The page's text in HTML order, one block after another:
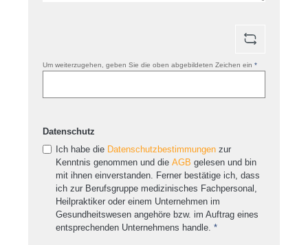
Um weiterzugehen, geben Sie die oben abgebildeten Zeichen ein *
Datenschutz
Ich habe die Datenschutzbestimmungen zur
Kenntnis genommen und dieAGB gelesen und bin
mit ihnen einverstanden. Ferner bestätige ich, dass
ich zur Berufsgruppe medizinisches Fachpersonal,
Heilpraktiker oder einem Unternehmen im
Gesundheitswesen angehöre bzw. im Auftrag eines
entsprechenden Unternehmens handle.*